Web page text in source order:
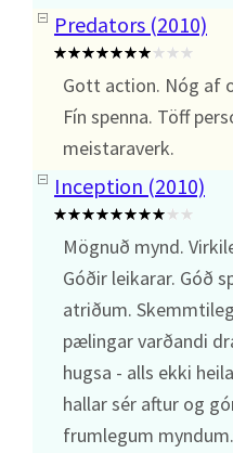
Predators (2010)
Gott action. Nóg af
Fín spenna. Töff
meistaraverk.
Inception (2010)
Mögnuð mynd.
Góðir leikarar. Góð
atriðum.
pælingar varðandi
hugsa - alls ekki
hallar sér aftur og
frumlegum